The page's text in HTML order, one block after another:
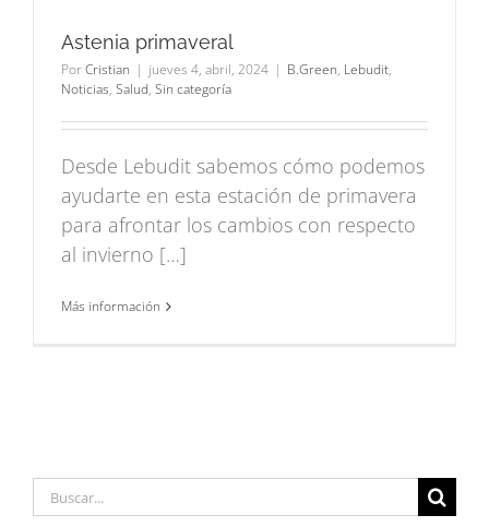
Astenia primaveral
PorCristian | jueves 4, abril, 2024 | B.Green, Lebudit,
Noticias, Salud, Sin categoría
Desde Lebudit sabemos cómo podemos
ayudarte en esta estación de primavera
para afrontar los cambios con respecto
al invierno […]
Más información
Buscar: